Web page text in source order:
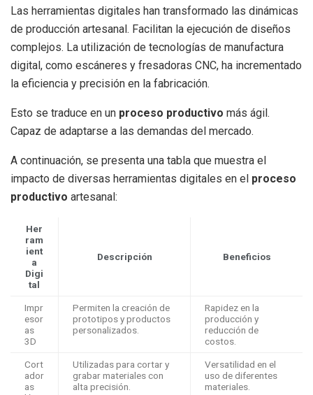
Las herramientas digitales han transformado las dinámicas
de producción artesanal. Facilitan la ejecución de diseños
complejos. La utilización de tecnologías de manufactura
digital, como escáneres y fresadoras CNC, ha incrementado
la eficiencia y precisión en la fabricación.
Esto se traduce en un proceso productivo más ágil.
Capaz de adaptarse a las demandas del mercado.
A continuación, se presenta una tabla que muestra el
impacto de diversas herramientas digitales en el proceso
productivo artesanal:
Her
ram
ient
a
Digi
tal
Descripción Beneficios
Impr
esor
as
3D
Permiten la creación de
prototipos y productos
personalizados.
Rapidez en la
producción y
reducción de
costos.
Cort
ador
as
Utilizadas para cortar y
grabar materiales con
alta precisión.
Versatilidad en el
uso de diferentes
materiales.